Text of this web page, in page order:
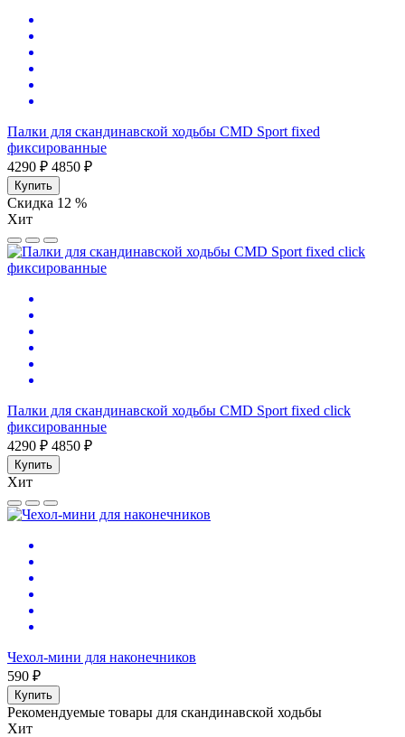
Палки для скандинавской ходьбы CMD Sport fixed
фиксированные
4290 ₽ 4850 ₽
Купить
Скидка 12 %
Хит
Палки для скандинавской ходьбы CMD Sport fixed click
фиксированные
4290 ₽ 4850 ₽
Купить
Хит
Чехол-мини для наконечников
590 ₽
Купить
Рекомендуемые товары для скандинавской ходьбы
Хит